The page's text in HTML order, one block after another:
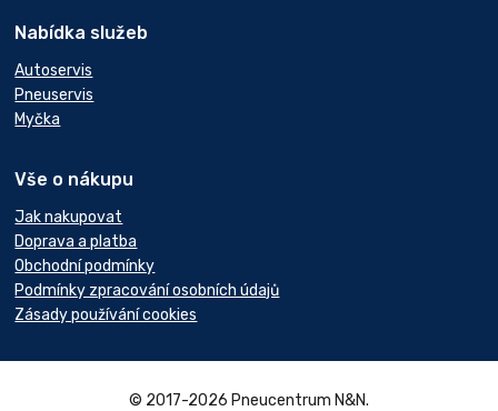
Nabídka služeb
Autoservis
Pneuservis
Myčka
Vše o nákupu
Jak nakupovat
Doprava a platba
Obchodní podmínky
Podmínky zpracování osobních údajů
Zásady používání cookies
© 2017-2026 Pneucentrum N&N.